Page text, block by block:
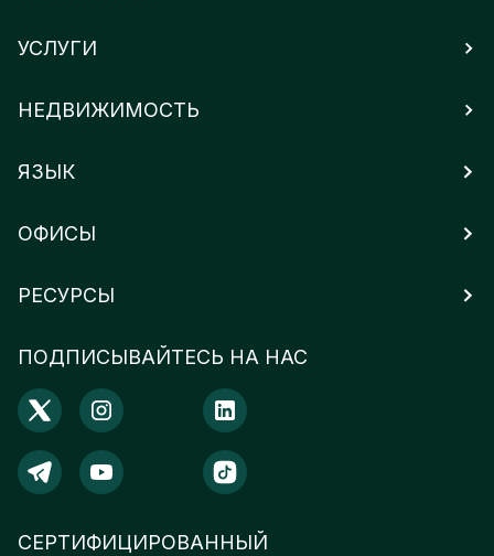
УСЛУГИ
НЕДВИЖИМОСТЬ
ЯЗЫК
ПОДПИСЫВАЙТЕСЬ НА НАС
ОФИСЫ
РЕСУРСЫ
СЕРТИФИЦИРОВАННЫЙ